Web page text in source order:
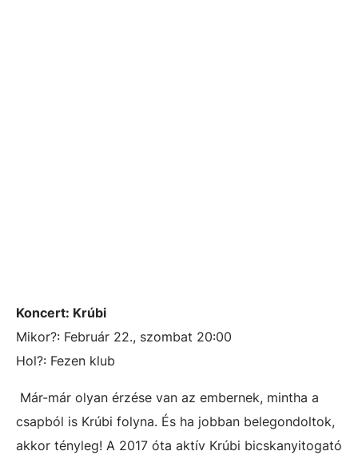
Koncert: Krúbi
Mikor?: Február 22., szombat 20:00
Hol?: Fezen klub
Már-már olyan érzése van az embernek, mintha a
csapból is Krúbi folyna. És ha jobban belegondoltok,
akkor tényleg! A 2017 óta aktív Krúbi bicskanyitogató